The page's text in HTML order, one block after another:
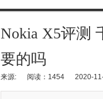
Nokia X5评测
要的吗
来源: 阅读：1454 2020-